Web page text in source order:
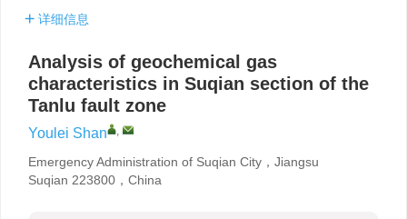
详细信息
Analysis of geochemical gas
characteristics in Suqian section of the
Tanlu fault zone
Youlei Shan ,
Emergency Administration of Suqian City，Jiangsu
Suqian 223800，China